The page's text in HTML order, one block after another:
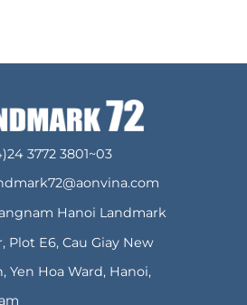
3772 3801~03
Hanoi Landmark
Plot E6, Cau Giay New
Yen Hoa Ward, Hanoi,